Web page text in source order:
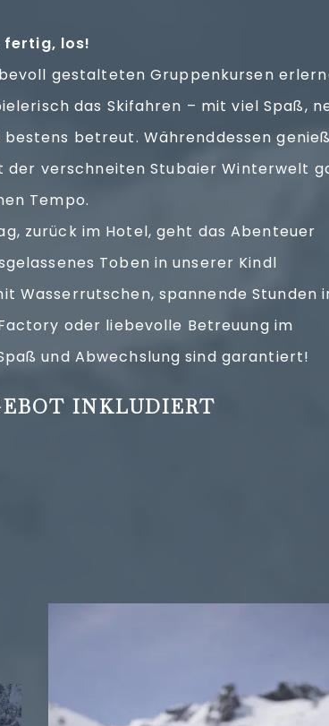
fertig, los!
gestalteten Gruppenkursen
das Skifahren – mit viel Spaß,
bestens betreut. Währenddessen
der verschneiten Stubaier Winterwelt
Tempo.
zurück im Hotel, geht das Abenteuer
Toben in unserer Kindl
Wasserrutschen, spannende Stunden
oder liebevolle Betreuung im
und Abwechslung sind garantiert!
INKLUDIERT